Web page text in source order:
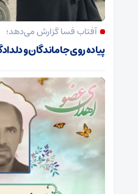
آفتاب فسا گزارش می‌دهد؛
پیاده روی جاماندگان و